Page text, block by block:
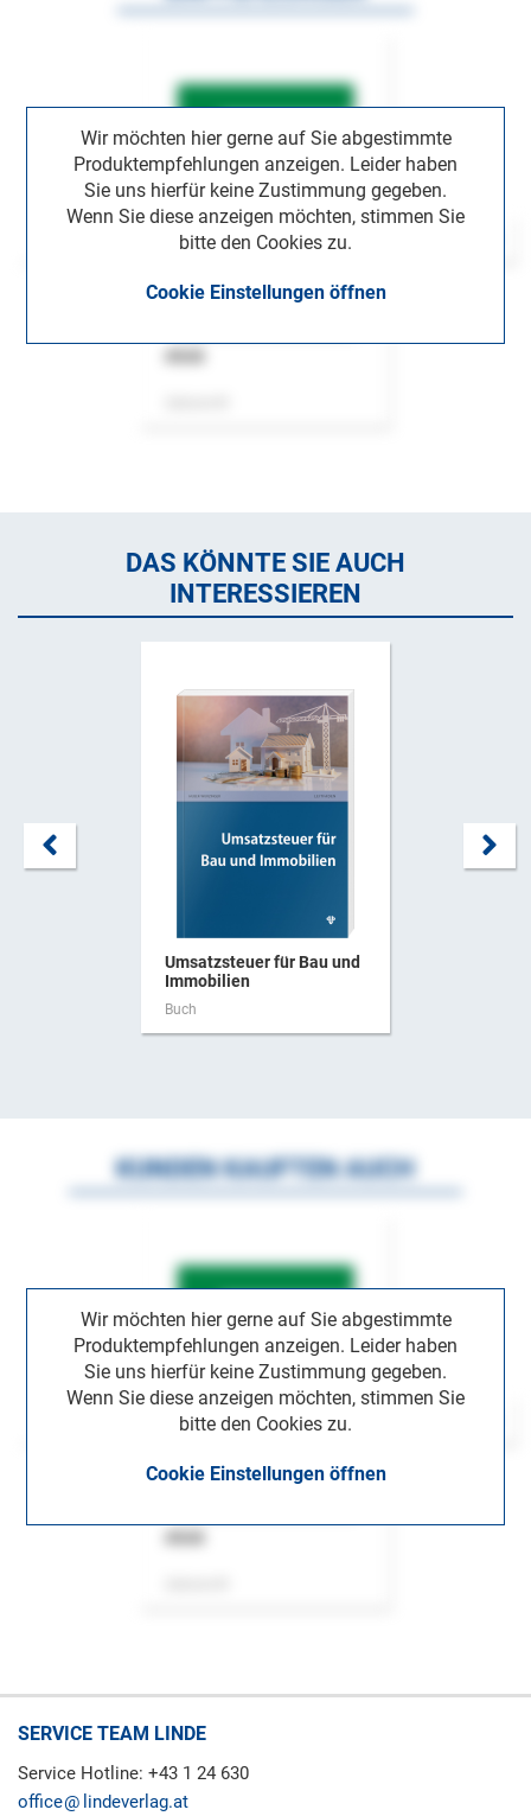
Wir möchten hier gerne auf Sie abgestimmte
Produktempfehlungen anzeigen. Leider haben
Sie uns hierfür keine Zustimmung gegeben.
Wenn Sie diese anzeigen möchten, stimmen Sie
bitte den Cookies zu.
Cookie Einstellungen öffnen
DAS KÖNNTE SIE AUCH
INTERESSIEREN
Umsatzsteuer für Bau und
Immobilien
Buch
Wir möchten hier gerne auf Sie abgestimmte
Produktempfehlungen anzeigen. Leider haben
Sie uns hierfür keine Zustimmung gegeben.
Wenn Sie diese anzeigen möchten, stimmen Sie
bitte den Cookies zu.
Cookie Einstellungen öffnen
KUNDEN KAUFTEN AUCH
SERVICE TEAM LINDE
Service Hotline: +43 1 24 630
office
lindeverlag.at